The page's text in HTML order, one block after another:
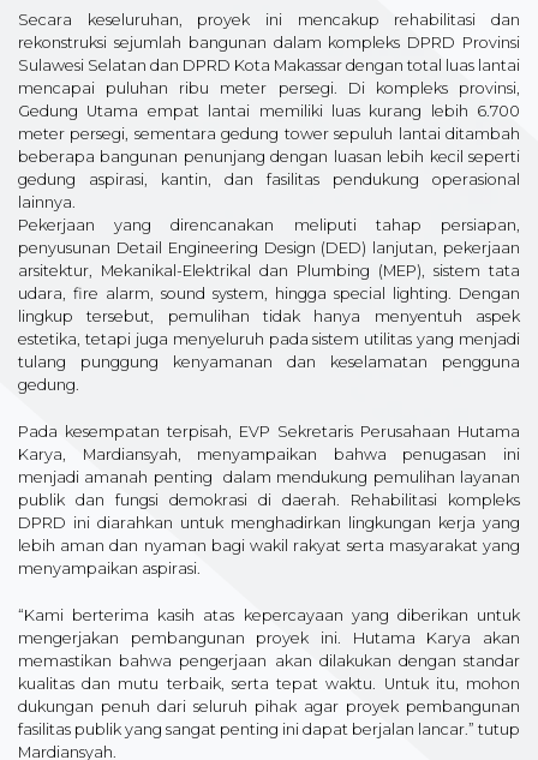
Secara keseluruhan, proyek ini mencakup rehabilitasi dan
rekonstruksi sejumlah bangunan dalam kompleks DPRD Provinsi
Sulawesi Selatan dan DPRD Kota Makassar dengan total luas lantai
mencapai puluhan ribu meter persegi. Di kompleks provinsi,
Gedung Utama empat lantai memiliki luas kurang lebih 6.700
meter persegi, sementara gedung tower sepuluh lantai ditambah
beberapa bangunan penunjang dengan luasan lebih kecil seperti
gedung aspirasi, kantin, dan fasilitas pendukung operasional
lainnya.
Pekerjaan yang direncanakan meliputi tahap persiapan,
penyusunan Detail Engineering Design (DED) lanjutan, pekerjaan
arsitektur, Mekanikal-Elektrikal dan Plumbing (MEP), sistem tata
udara, fire alarm, sound system, hingga special lighting. Dengan
lingkup tersebut, pemulihan tidak hanya menyentuh aspek
estetika, tetapi juga menyeluruh pada sistem utilitas yang menjadi
tulang punggung kenyamanan dan keselamatan pengguna
gedung.
Pada kesempatan terpisah, EVP Sekretaris Perusahaan Hutama
Karya, Mardiansyah, menyampaikan bahwa penugasan ini
menjadi amanah penting dalam mendukung pemulihan layanan
publik dan fungsi demokrasi di daerah. Rehabilitasi kompleks
DPRD ini diarahkan untuk menghadirkan lingkungan kerja yang
lebih aman dan nyaman bagi wakil rakyat serta masyarakat yang
menyampaikan aspirasi.
“Kami berterima kasih atas kepercayaan yang diberikan untuk
mengerjakan pembangunan proyek ini. Hutama Karya akan
memastikan bahwa pengerjaan akan dilakukan dengan standar
kualitas dan mutu terbaik, serta tepat waktu. Untuk itu, mohon
dukungan penuh dari seluruh pihak agar proyek pembangunan
fasilitas publik yang sangat penting ini dapat berjalan lancar.” tutup
Mardiansyah.